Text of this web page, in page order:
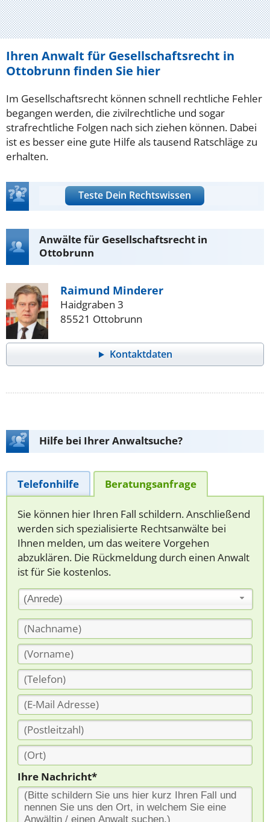
Ihren Anwalt für Gesellschaftsrecht in
Ottobrunn finden Sie hier
Im Gesellschaftsrecht können schnell rechtliche Fehler
begangen werden, die zivilrechtliche und sogar
strafrechtliche Folgen nach sich ziehen können. Dabei
ist es besser eine gute Hilfe als tausend Ratschläge zu
erhalten.
Teste Dein Rechtswissen
Anwälte für Gesellschaftsrecht in
Ottobrunn
Raimund Minderer
Haidgraben 3
85521 Ottobrunn
Kontaktdaten
Hilfe bei Ihrer Anwaltsuche?
Telefonhilfe Beratungsanfrage
Sie können hier Ihren Fall schildern. Anschließend
werden sich spezialisierte Rechtsanwälte bei
Ihnen melden, um das weitere Vorgehen
abzuklären. Die Rückmeldung durch einen Anwalt
ist für Sie kostenlos.
(Anrede)
Ihre Nachricht*